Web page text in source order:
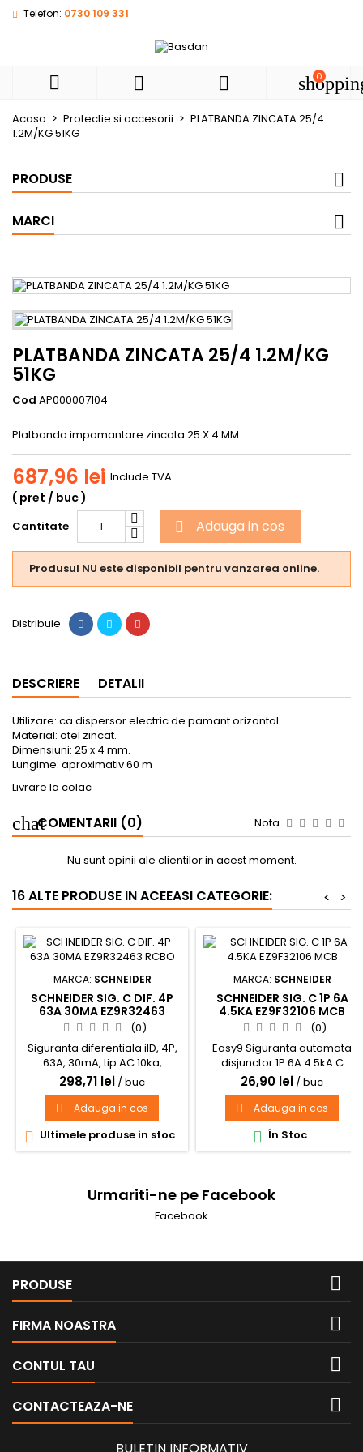
Telefon: 0730 109 331
   0
Acasa Protectie si accesorii
PLATBANDA ZINCATA 25/4
1.2M/KG 51KG
PRODUSE
MARCI
PLATBANDA ZINCATA 25/4 1.2M/KG
51KG
Cod AP000007104
Platbanda impamantare zincata 25 X 4 MM
687,96 lei
( pret / buc )
Include TVA
Cantitate  Adauga in cos
Produsul NU este disponibil pentru vanzarea online.
Distribuie
DESCRIERE DETALII
Utilizare: ca dispersor electric de pamant orizontal.
Material: otel zincat.
Dimensiuni: 25 x 4 mm.
Lungime: aproximativ 60 m
Livrare la colac
COMENTARII (0) Nota
Nu sunt opinii ale clientilor in acest moment.
16 ALTE PRODUSE IN ACEEASI CATEGORIE: >
<
MARCA: SCHNEIDER
SCHNEIDER SIG. C DIF. 4P
63A 30MA EZ9R32463
RCBO
(0)
Siguranta diferentiala iID, 4P,
63A, 30mA, tip AC 10ka,
Schneider Electric ACTI9
A9R41463
298,71 lei / buc
 Adauga in cos
 Ultimele produse in stoc
MARCA: SCHNEIDER
SCHNEIDER SIG. C 1P 6A
4.5KA EZ9F32106 MCB
(0)
Easy9 Siguranta automata
disjunctor 1P 6A 4.5kA C
EZ9F32106
26,90 lei / buc
 Adauga in cos
 În Stoc
Urmariti-ne pe Facebook
Facebook
PRODUSE 
FIRMA NOASTRA 
CONTUL TAU 
CONTACTEAZA-NE 
My wishlists
Create new
((title))
((label))
Autentificare
Ai nevoie sa fii autentificat pentru a salva produsele in
de dorinte.
BULETIN INFORMATIV